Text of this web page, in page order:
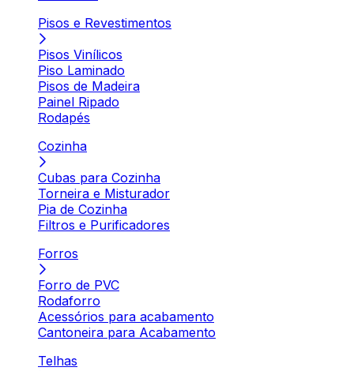
Pisos e Revestimentos
Pisos Vinílicos
Piso Laminado
Pisos de Madeira
Painel Ripado
Rodapés
Cozinha
Cubas para Cozinha
Torneira e Misturador
Pia de Cozinha
Filtros e Purificadores
Forros
Forro de PVC
Rodaforro
Acessórios para acabamento
Cantoneira para Acabamento
Telhas